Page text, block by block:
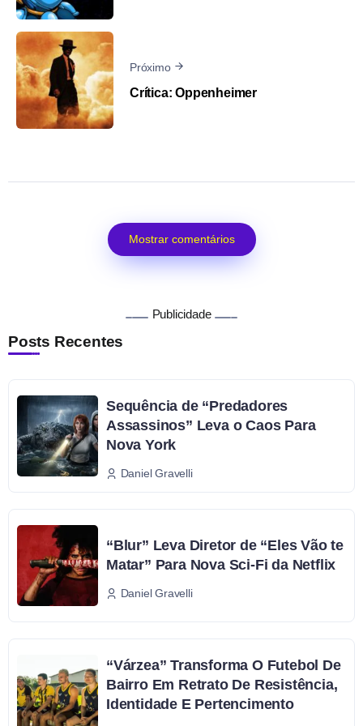
Próximo
Crítica: Oppenheimer
Mostrar comentários
Publicidade
Posts Recentes
Sequência de “Predadores
Assassinos” Leva o Caos Para
Nova York
Daniel Gravelli
“Blur” Leva Diretor de “Eles Vão te
Matar” Para Nova Sci-Fi da Netflix
Daniel Gravelli
“Várzea” Transforma O Futebol De
Bairro Em Retrato De Resistência,
Identidade E Pertencimento